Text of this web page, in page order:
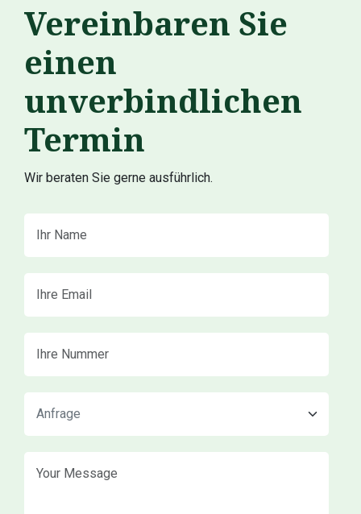
Vereinbaren Sie
einen
unverbindlichen
Termin
Wir beraten Sie gerne ausführlich.